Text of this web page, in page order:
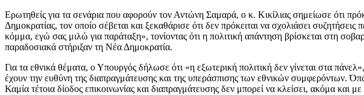
Ερωτηθείς για τα σενάρια που αφορούν τον Αντώνη Σαμαρά, ο κ. Κικίλιας σημείωσε ότι
Δημοκρατίας, τον οποίο σέβεται και ξεκαθάρισε ότι δεν πρόκειται να σχολιάσει
κόμμα, εγώ σας μιλώ για παράταξη», τονίοντας ότι η πολιτική απάντηση βρίσκεται στη
παραδοσιακά στήριξαν τη Νέα Δημοκρατία.
Για τα εθνικά θέματα, ο Υπουργός δήλωσε ότι «η εξωτερική πολιτική δεν γίνεται στα
έχουν την ευθύνη της διαπραγμάτευσης και της υπεράσπισης των εθνικών συμφερόντων.
Καμία τέτοια δίοδος επικοινωνίας και διαπραγμάτευσης δεν μπορεί να κλείσει, ακόμα και